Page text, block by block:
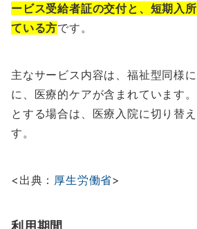
ービス受給者証の交付と、短期入
ている方です。
主なサービス内容は、福祉型同様
に、医療的ケアが含まれています
とする場合は、医療入院に切り替
す。
<出典： 厚生労働省>
利用期間